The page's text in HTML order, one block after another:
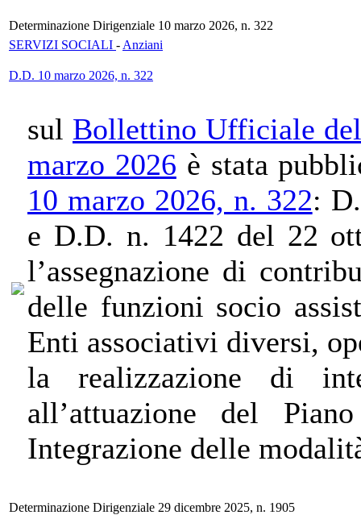
Determinazione Dirigenziale 10 marzo 2026, n. 322
SERVIZI SOCIALI - Anziani
D.D. 10 marzo 2026, n. 322
sul Bollettino Ufficiale
marzo 2026 è stata
10 marzo 2026, n. 322:
e D.D. n. 1422 del 22
l’assegnazione di
delle funzioni socio
Enti associativi diversi,
la realizzazione di
all’attuazione del
Integrazione delle
Determinazione Dirigenziale 29 dicembre 2025, n. 1905